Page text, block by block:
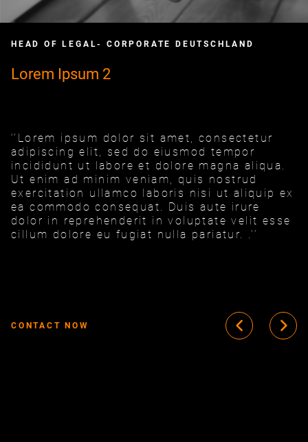
HEAD OF LEGAL- CORPORATE DEUTSCHLAND
Lorem Ipsum 2
‘’Lorem ipsum dolor sit amet, consectetur
adipiscing elit, sed do eiusmod tempor
incididunt ut labore et dolore magna aliqua.
Ut enim ad minim veniam, quis nostrud
exercitation ullamco laboris nisi ut aliquip ex
ea commodo consequat. Duis aute irure
dolor in reprehenderit in voluptate velit esse
cillum dolore eu fugiat nulla pariatur. .’’
CONTACT NOW